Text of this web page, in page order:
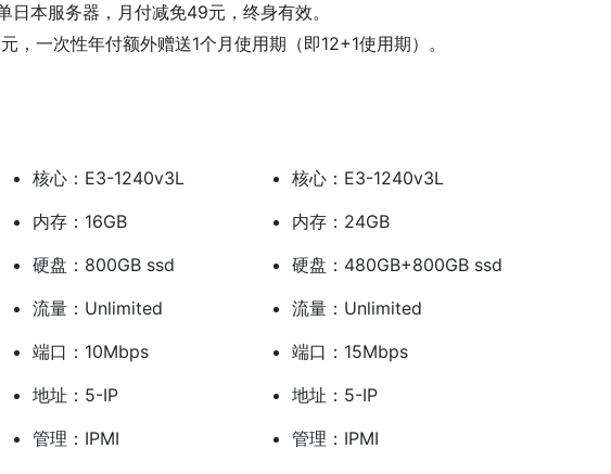
日本服务器，月付减免49元，终身有效。
，一次性年付额外赠送1个月使用期（即12+1使用期）。
核心：E3-1240v3L
内存：16GB
硬盘：800GB ssd
流量：Unlimited
端口：10Mbps
地址：5-IP
管理：IPMI
核心：E3-1240v3L
内存：24GB
硬盘：480GB+800GB ssd
流量：Unlimited
端口：15Mbps
地址：5-IP
管理：IPMI